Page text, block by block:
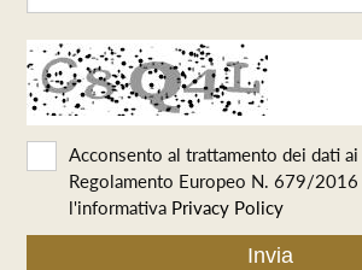
Acconsento al trattamento dei dati ai
Regolamento Europeo N. 679/
l'informativa Privacy Policy